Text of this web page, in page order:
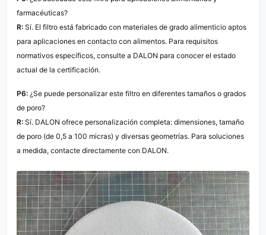
farmacéuticas?
R: Sí. El filtro está fabricado con materiales de grado alimenticio aptos
para aplicaciones en contacto con alimentos. Para requisitos
normativos específicos, consulte a DALON para conocer el estado
actual de la certificación.
P6: ¿Se puede personalizar este filtro en diferentes tamaños o grados
de poro?
R: Sí. DALON ofrece personalización completa: dimensiones, tamaño
de poro (de 0,5 a 100 micras) y diversas geometrías. Para soluciones
a medida, contacte directamente con DALON.